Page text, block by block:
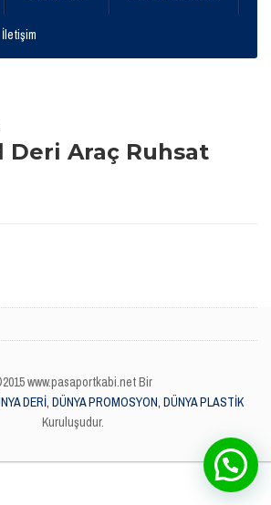
İletişim
Deri Araç Ruhsat
www.pasaportkabi.net Bir
DERİ, DÜNYA PROMOSYON, DÜNYA PLASTİK
Kuruluşudur.